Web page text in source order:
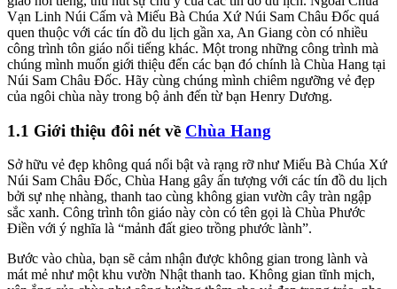
Vạn Linh Núi Cấm và Miếu Bà Chúa Xứ Núi Sam Châu Đốc quá
quen thuộc với các tín đồ du lịch gần xa, An Giang còn có nhiều
công trình tôn giáo nổi tiếng khác. Một trong những công trình mà
chúng mình muốn giới thiệu đến các bạn đó chính là Chùa Hang tại
Núi Sam Châu Đốc. Hãy cùng chúng mình chiêm ngưỡng vẻ đẹp
của ngôi chùa này trong bộ ảnh đến từ bạn Henry Dương.
1.1 Giới thiệu đôi nét về Chùa Hang
Sở hữu vẻ đẹp không quá nổi bật và rạng rỡ như Miếu Bà Chúa Xứ
Núi Sam Châu Đốc, Chùa Hang gây ấn tượng với các tín đồ du lịch
bởi sự nhẹ nhàng, thanh tao cùng không gian vườn cây tràn ngập
sắc xanh. Công trình tôn giáo này còn có tên gọi là Chùa Phước
Điền với ý nghĩa là “mảnh đất gieo trồng phước lành”.
Bước vào chùa, bạn sẽ cảm nhận được không gian trong lành và
mát mẻ như một khu vườn Nhật thanh tao. Không gian tĩnh mịch,